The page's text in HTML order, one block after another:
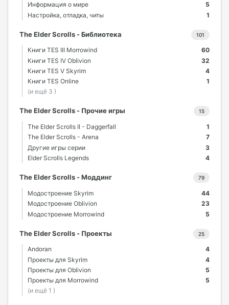
5
Информация о мире
1
Настройка, отладка, читы
101
The Elder Scrolls - Библиотека
60
Книги TES III Morrowind
32
Книги TES IV Oblivion
4
Книги TES V Skyrim
1
Книги TES Online
(и ещё 3 )
15
The Elder Scrolls - Прочие игры
1
The Elder Scrolls II - Daggerfall
7
The Elder Scrolls - Arena
3
Другие игры серии
4
Elder Scrolls Legends
79
The Elder Scrolls - Моддинг
44
Модостроение Skyrim
23
Модостроение Oblivion
5
Модостроение Morrowind
25
The Elder Scrolls - Проекты
4
Andoran
4
Проекты для Skyrim
5
Проекты для Oblivion
5
Проекты для Morrowind
(и ещё 1 )